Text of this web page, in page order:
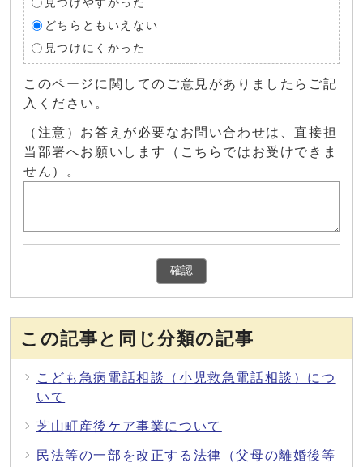
見つけやすかった
どちらともいえない
見つけにくかった
このページに関してのご意見がありましたらご記
入ください。
（注意）お答えが必要なお問い合わせは、直接担
当部署へお願いします（こちらではお受けできま
せん）。
確認
この記事と同じ分類の記事
こども急病電話相談（小児救急電話相談）につ
いて
芝山町産後ケア事業について
民法等の一部を改正する法律（父母の離婚後等